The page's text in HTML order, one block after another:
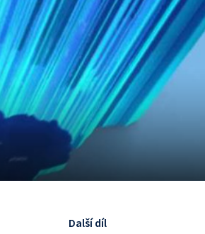
Další díl